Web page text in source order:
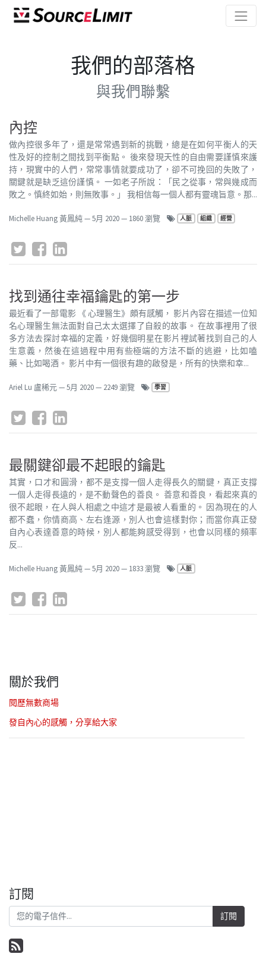
我們的部落格
與我們聯繫
內控
做內控很多年了，還是常常遇到新的挑戰，總是在如何平衡人的天
性及好的控制之間找到平衡點。 後來發現天性的自由需要謹慎來護
持，現實中的人們，常常事情就要成功了，卻不可挽回的失敗了，
關鍵就是缺乏這份謹慎。 一如老子所說：「民之從事，常與幾成而
敗之。慎終如始，則無敗事。」 我相信每一個人都有靈魂旨意。那...
Michelle Huang 黃鳳純—5月 2020— 1860 瀏覽 人脈 組織 經營
找到通往幸福鑰匙的第一步
最近看了一部電影 《 心理醫生》頗有感觸， 影片內容在描述一位知
名心理醫生無法面對自己太太選擇了自殺的故事。 在故事裡用了很
多方法去探討幸福的定義，好幾個明星在影片裡試著找到自己的人
生意義，然後在這過程中用有些極端的方法不斷的逃避，比如嗑
藥、比如喝酒。 影片中有一個很有趣的啟發是，所有的快樂和幸...
Ariel Lu 盧稀元—5月 2020— 2249 瀏覽 學習
最關鍵卻最不起眼的鑰匙
其實，口才和圓滑，都不是支撐一個人走得長久的關鍵，真正支撐
一個人走得長遠的，是不動聲色的善良。 善意和善良，看起來真的
很不起眼，在人與人相處之中這才是最被人看重的。 因為現在的人
都不蠢，你情商高、左右逢源，別人也會這樣對你；而當你真正發
自內心表達善意的時候，別人都能夠感受得到，也會以同樣的頻率
反...
Michelle Huang 黃鳳純—5月 2020— 1833 瀏覽 人脈
關於我們
閱歷無數商場
發自內心的感觸，分享給大家
訂閱
訂閱